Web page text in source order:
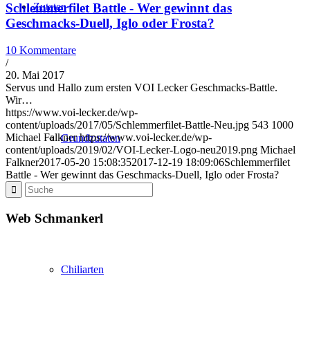
Zutaten
Grundzutaten
Chiliarten
Schlemmerfilet Battle - Wer gewinnt das
Geschmacks-Duell, Iglo oder Frosta?
10 Kommentare
/
20. Mai 2017
Servus und Hallo zum ersten VOI Lecker Geschmacks-Battle.
Wir…
https://www.voi-lecker.de/wp-
content/uploads/2017/05/Schlemmerfilet-Battle-Neu.jpg 543 1000
Michael Falkner https://www.voi-lecker.de/wp-
content/uploads/2019/02/VOI-Lecker-Logo-neu2019.png Michael
Falkner2017-05-20 15:08:352017-12-19 18:09:06Schlemmerfilet
Battle - Wer gewinnt das Geschmacks-Duell, Iglo oder Frosta?
Web Schmankerl